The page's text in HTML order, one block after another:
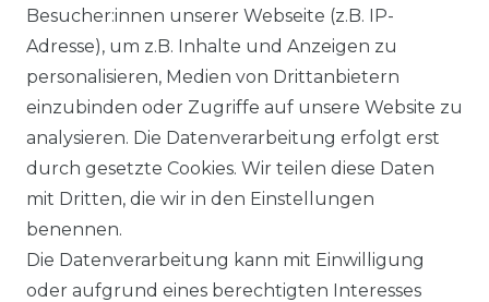
TIMER
Der 24h-Timer ist eine H-PRO Komfortunktion,
welcher die Klimaanlage zur gewünschten Uhrzeit
ein oder ausschaltet
HEALTH
Besucher:innen unserer Webseite (z.B. IP-
Adresse), um z.B. Inhalte und Anzeigen zu
personalisieren, Medien von Drittanbietern
einzubinden oder Zugriffe auf unsere Website zu
analysieren. Die Datenverarbeitung erfolgt erst
durch gesetzte Cookies. Wir teilen diese Daten
mit Dritten, die wir in den Einstellungen
benennen.
Die Datenverarbeitung kann mit Einwilligung
oder aufgrund eines berechtigten Interesses